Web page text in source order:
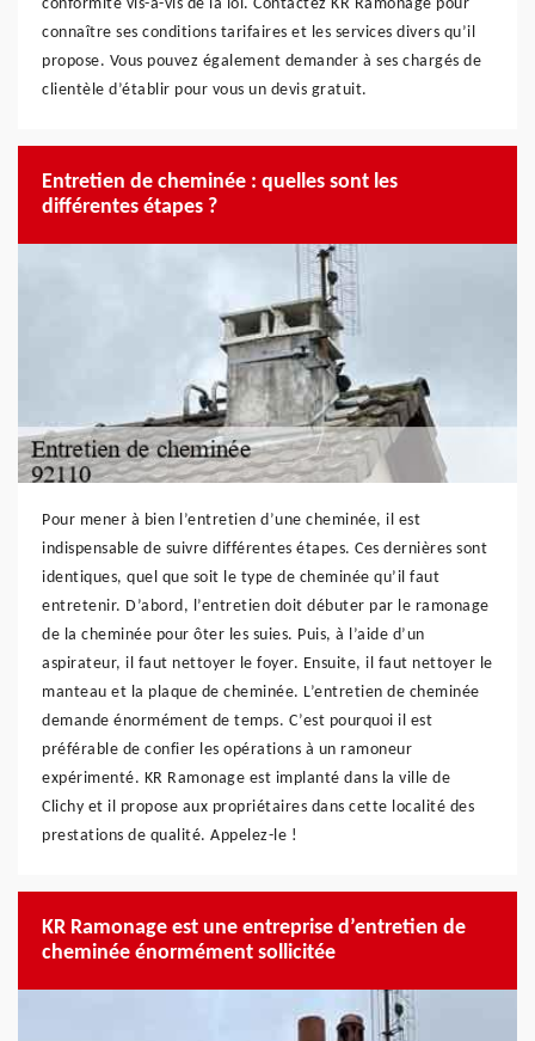
conformité vis-à-vis de la loi. Contactez KR Ramonage pour
connaître ses conditions tarifaires et les services divers qu’il
propose. Vous pouvez également demander à ses chargés de
clientèle d’établir pour vous un devis gratuit.
Entretien de cheminée : quelles sont les
différentes étapes ?
Pour mener à bien l’entretien d’une cheminée, il est
indispensable de suivre différentes étapes. Ces dernières sont
identiques, quel que soit le type de cheminée qu’il faut
entretenir. D’abord, l’entretien doit débuter par le ramonage
de la cheminée pour ôter les suies. Puis, à l’aide d’un
aspirateur, il faut nettoyer le foyer. Ensuite, il faut nettoyer le
manteau et la plaque de cheminée. L’entretien de cheminée
demande énormément de temps. C’est pourquoi il est
préférable de confier les opérations à un ramoneur
expérimenté. KR Ramonage est implanté dans la ville de
Clichy et il propose aux propriétaires dans cette localité des
prestations de qualité. Appelez-le !
KR Ramonage est une entreprise d’entretien de
cheminée énormément sollicitée